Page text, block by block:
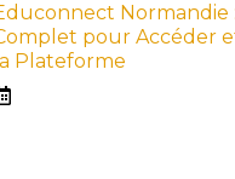
Normandie
pour Accéder
la Plateforme